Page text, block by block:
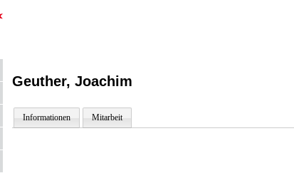
Geuther, Joachim
Informationen Mitarbeit